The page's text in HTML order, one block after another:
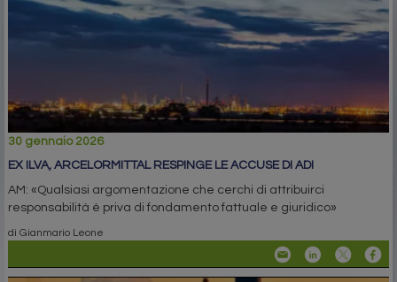
30 gennaio 2026
EX ILVA, ARCELORMITTAL RESPINGE LE ACCUSE DI ADI
AM: «Qualsiasi argomentazione che cerchi di attribuirci
responsabilità è priva di fondamento fattuale e giuridico»
di Gianmario Leone